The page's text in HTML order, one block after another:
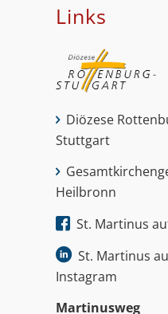
Links
Diözese
Stuttgart
Heilbronn
St. Martinus
St. Martinus
Instagram
Martinus­weg